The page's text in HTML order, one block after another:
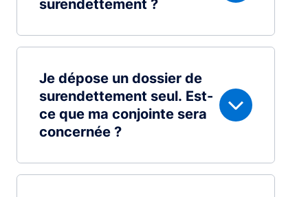
surendettement ?
Je dépose un dossier de
surendettement seul. Est-
ce que ma conjointe sera
concernée ?